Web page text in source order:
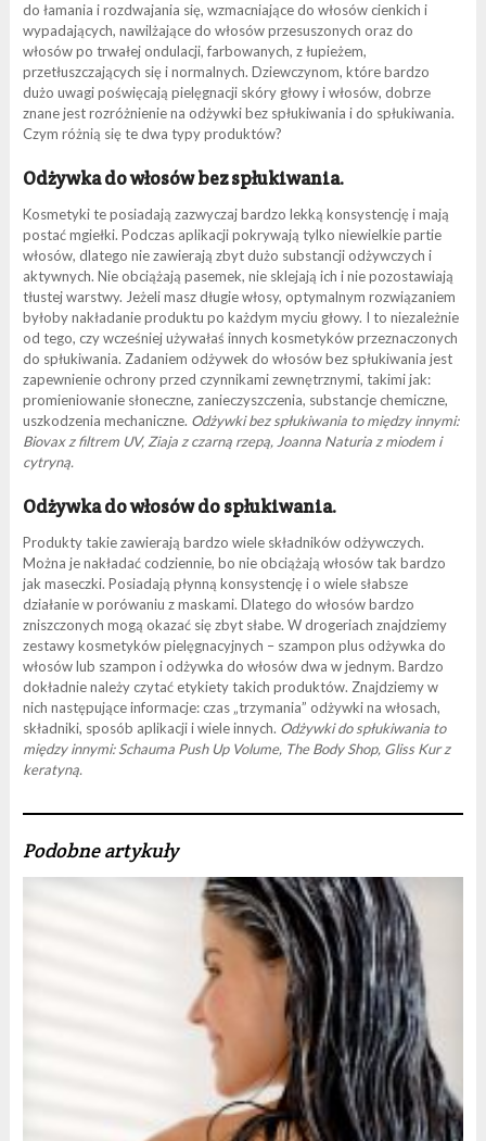
do łamania i rozdwajania się, wzmacniające do włosów cienkich i
wypadających, nawilżające do włosów przesuszonych oraz do
włosów po trwałej ondulacji, farbowanych, z łupieżem,
przetłuszczających się i normalnych. Dziewczynom, które bardzo
dużo uwagi poświęcają pielęgnacji skóry głowy i włosów, dobrze
znane jest rozróżnienie na odżywki bez spłukiwania i do spłukiwania.
Czym różnią się te dwa typy produktów?
Odżywka do włosów bez spłukiwania.
Kosmetyki te posiadają zazwyczaj bardzo lekką konsystencję i mają
postać mgiełki. Podczas aplikacji pokrywają tylko niewielkie partie
włosów, dlatego nie zawierają zbyt dużo substancji odżywczych i
aktywnych. Nie obciążają pasemek, nie sklejają ich i nie pozostawiają
tłustej warstwy. Jeżeli masz długie włosy, optymalnym rozwiązaniem
byłoby nakładanie produktu po każdym myciu głowy. I to niezależnie
od tego, czy wcześniej używałaś innych kosmetyków przeznaczonych
do spłukiwania. Zadaniem odżywek do włosów bez spłukiwania jest
zapewnienie ochrony przed czynnikami zewnętrznymi, takimi jak:
promieniowanie słoneczne, zanieczyszczenia, substancje chemiczne,
uszkodzenia mechaniczne. Odżywki bez spłukiwania to między innymi:
Biovax z filtrem UV, Ziaja z czarną rzepą, Joanna Naturia z miodem i
cytryną.
Odżywka do włosów do spłukiwania.
Produkty takie zawierają bardzo wiele składników odżywczych.
Można je nakładać codziennie, bo nie obciążają włosów tak bardzo
jak maseczki. Posiadają płynną konsystencję i o wiele słabsze
działanie w porówaniu z maskami. Dlatego do włosów bardzo
zniszczonych mogą okazać się zbyt słabe. W drogeriach znajdziemy
zestawy kosmetyków pielęgnacyjnych – szampon plus odżywka do
włosów lub szampon i odżywka do włosów dwa w jednym. Bardzo
dokładnie należy czytać etykiety takich produktów. Znajdziemy w
nich następujące informacje: czas „trzymania” odżywki na włosach,
składniki, sposób aplikacji i wiele innych. Odżywki do spłukiwania to
między innymi: Schauma Push Up Volume, The Body Shop, Gliss Kur z
keratyną.
Podobne artykuły